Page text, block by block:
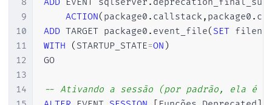
8
9
10
11
12
13
14
ADD EVENT sqlserver .
ACTION( package0 . callstack, package0 .
ADD TARGET package0 . event_file( SET
WITH
( STARTUP_STATE=ON )
GO
-- Ativando a sessão (por padrão, ela é